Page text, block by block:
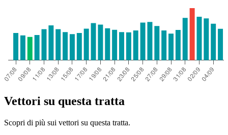
Vettori su questa tratta
Scopri di più sui vettori su questa tratta.